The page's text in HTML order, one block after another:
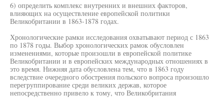
6) определить комплекс внутренних и внешних факторов,
влияющих на осуществление европейской политики
Великобритании в 1863-1878 годах.
Хронологические рамки исследования охватывают период с 1863
по 1878 годы. Выбор хронологических рамок обусловлен
изменениями, которые произошли в европейской политике
Великобритании и в европейских международных отношениях в
это время. Нижняя дата обусловлена тем, что в 1863 году
вследствие очередного обострения польского вопроса произошло
перегруппирование среди великих держав, которое
непосредственно привело к тому, что Великобритания